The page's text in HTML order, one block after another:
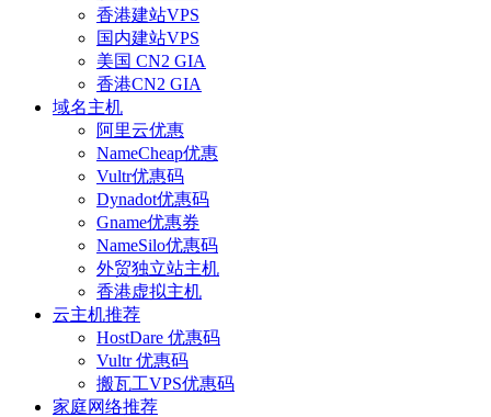
香港建站VPS
国内建站VPS
美国 CN2 GIA
香港CN2 GIA
域名主机
阿里云优惠
NameCheap优惠
Vultr优惠码
Dynadot优惠码
Gname优惠券
NameSilo优惠码
外贸独立站主机
香港虚拟主机
云主机推荐
HostDare 优惠码
Vultr 优惠码
搬瓦工VPS优惠码
家庭网络推荐